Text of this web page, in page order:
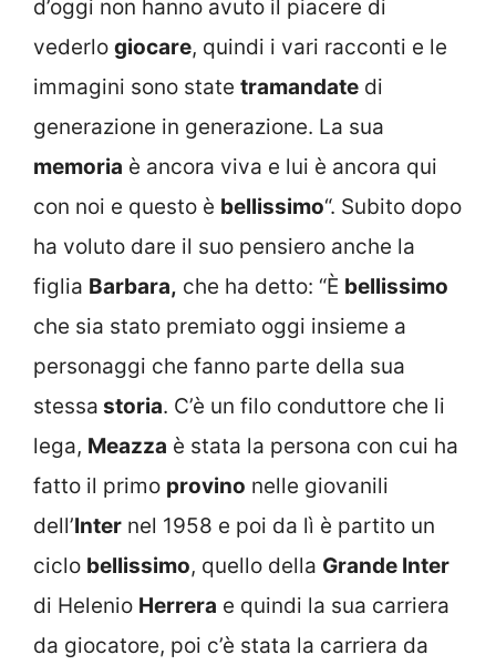
d’oggi non hanno avuto il piacere di
vederlo giocare, quindi i vari racconti e le
immagini sono state tramandate di
generazione in generazione. La sua
memoria è ancora viva e lui è ancora qui
con noi e questo è bellissimo“. Subito dopo
ha voluto dare il suo pensiero anche la
figlia Barbara, che ha detto: “È bellissimo
che sia stato premiato oggi insieme a
personaggi che fanno parte della sua
stessa storia. C’è un filo conduttore che li
lega, Meazza è stata la persona con cui ha
fatto il primo provino nelle giovanili
dell’Inter nel 1958 e poi da lì è partito un
ciclo bellissimo, quello della Grande Inter
di Helenio Herrera e quindi la sua carriera
da giocatore, poi c’è stata la carriera da